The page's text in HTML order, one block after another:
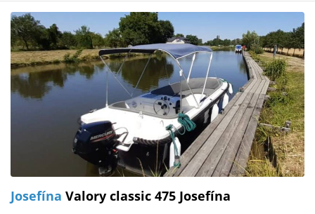
Josefína Valory classic 475 Josefína